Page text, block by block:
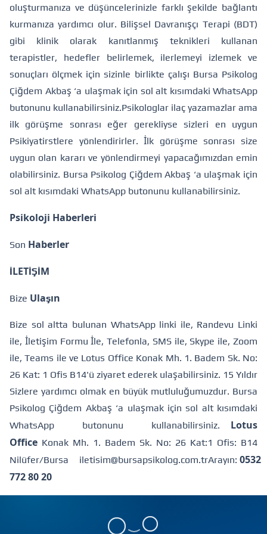
oluşturmanıza ve düşüncelerinizle farklı şekilde bağlantı
kurmanıza yardımcı olur. Bilişsel Davranışçı Terapi (BDT)
gibi klinik olarak kanıtlanmış teknikleri kullanan
terapistler, hedefler belirlemek, ilerlemeyi izlemek ve
sonuçları ölçmek için sizinle birlikte çalışı Bursa Psikolog
Çiğdem Akbaş ‘a ulaşmak için sol alt kısımdaki WhatsApp
butonunu kullanabilirsiniz.Psikologlar ilaç yazamazlar ama
ilk görüşme sonrası eğer gerekliyse sizleri en uygun
Psikiyatirstlere yönlendirirler. İlk görüşme sonrası size
uygun olan kararı ve yönlendirmeyi yapacağımızdan emin
olabilirsiniz. Bursa Psikolog Çiğdem Akbaş ‘a ulaşmak için
sol alt kısımdaki WhatsApp butonunu kullanabilirsiniz.
Psikoloji Haberleri
Son Haberler
İLETİŞİM
Bize Ulaşın
Bize sol altta bulunan WhatsApp linki ile, Randevu Linki
ile, İletişim Formu İle, Telefonla, SMS ile, Skype ile, Zoom
ile, Teams ile ve Lotus Office Konak Mh. 1. Badem Sk. No:
26 Kat: 1 Ofis B14'ü ziyaret ederek ulaşabilirsiniz. 15 Yıldır
Sizlere yardımcı olmak en büyük mutluluğumuzdur. Bursa
Psikolog Çiğdem Akbaş ‘a ulaşmak için sol alt kısımdaki
WhatsApp butonunu kullanabilirsiniz.
Lotus
Office Konak Mh. 1. Badem Sk. No: 26 Kat:1 Ofis: B14
Nilüfer/Bursa
iletisim@bursapsikolog.com.trArayın: 0532
772 80 20